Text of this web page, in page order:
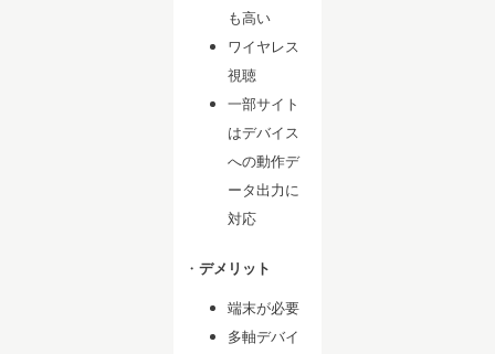
も高い
ワイヤレス
視聴
一部サイト
はデバイス
への動作デ
ータ出力に
対応
・デメリット
端末が必要
多軸デバイ